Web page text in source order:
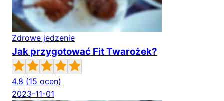
Zdrowe jedzenie
Jak przygotować Fit Twarożek?
4.8 (15 ocen)
2023-11-01